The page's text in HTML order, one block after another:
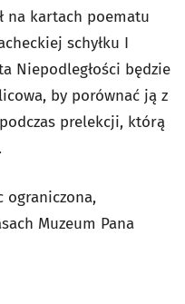
na kartach poematu
schyłku I
Niepodległości będzie
by porównać ją z
prelekcji, którą
ograniczona,
Muzeum Pana